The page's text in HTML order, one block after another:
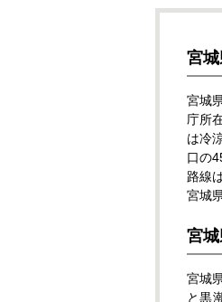
宮
宮城
庁所
は冷
口の
路線
宮城
宮
宮城
と黒